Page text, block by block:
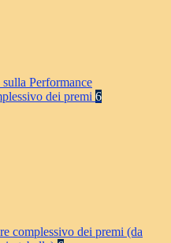
Performance
dei premi 6
complessivo dei premi (da